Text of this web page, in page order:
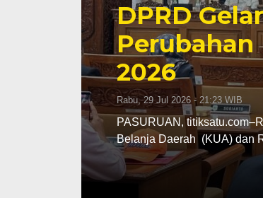
DPRD
Perubahan
2026
Rabu, 29 Jul 2026 - 21:23 WIB
PASURUAN,
Belanja Daerah (KUA) dan